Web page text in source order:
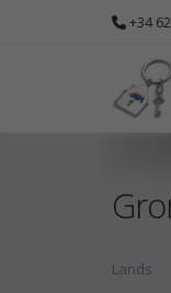
+34
Lands